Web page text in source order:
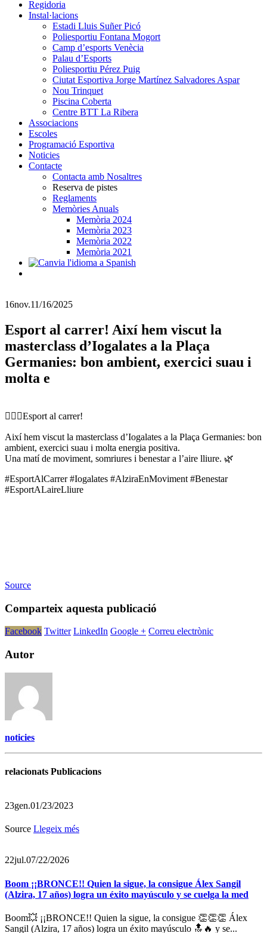
Regidoria
Instal·lacions
Estadi Lluis Suñer Picó
Poliesportiu Fontana Mogort
Camp d’esports Venècia
Palau d’Esports
Poliesportiu Pérez Puig
Ciutat Esportiva Jorge Martínez Salvadores Aspar
Nou Trinquet
Piscina Coberta
Centre BTT La Ribera
Associacions
Escoles
Programació Esportiva
Noticies
Contacte
Contacta amb Nosaltres
Reserva de pistes
Reglaments
Memòries Anuals
Memòria 2024
Memòria 2023
Memòria 2022
Memòria 2021
16nov.11/16/2025
Esport al carrer! Així hem viscut la
masterclass d’Iogalates a la Plaça
Germanies: bon ambient, exercici suau i
molta e
🧘🏻‍♀️Esport al carrer!
Així hem viscut la masterclass d’Iogalates a la Plaça Germanies: bon
ambient, exercici suau i molta energia positiva.
Una matí de moviment, somriures i benestar a l’aire lliure. 🌿
#EsportAlCarrer #Iogalates #AlziraEnMoviment #Benestar
#EsportALaireLliure
Source
Comparteix aquesta publicació
Facebook Twitter LinkedIn Google + Correu electrònic
Autor
noticies
relacionats Publicacions
23gen.01/23/2023
Source Llegeix més
22jul.07/22/2026
Boom ¡¡BRONCE!! Quien la sigue, la consigue Álex Sangil
(Alzira, 17 años) logra un éxito mayúsculo y se cuelga la med
Boom💥 ¡¡BRONCE!! Quien la sigue, la consigue 👏👏👏 Álex
Sangil (Alzira, 17 años) logra un éxito mayúsculo 🔝🔥 y se...